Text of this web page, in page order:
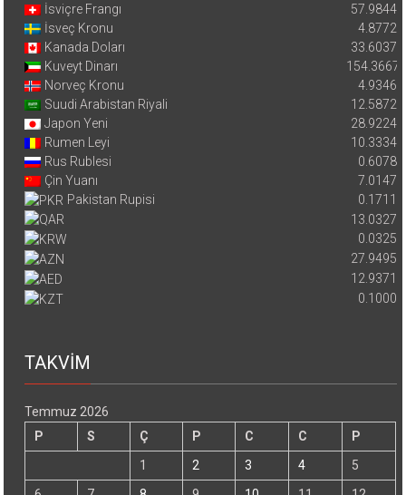
İsviçre Frangı
57.9844
İsveç Kronu
4.8772
Kanada Doları
33.6037
Kuveyt Dinarı
154.3667
Norveç Kronu
4.9346
Suudi Arabistan Riyali
12.5872
Japon Yeni
28.9224
Rumen Leyi
10.3334
Rus Rublesi
0.6078
Çin Yuanı
7.0147
Pakistan Rupisi
0.1711
13.0327
0.0325
27.9495
12.9371
0.1000
TAKVİM
Temmuz 2026
P
S Ç P C C
P
1
2 3 4
5